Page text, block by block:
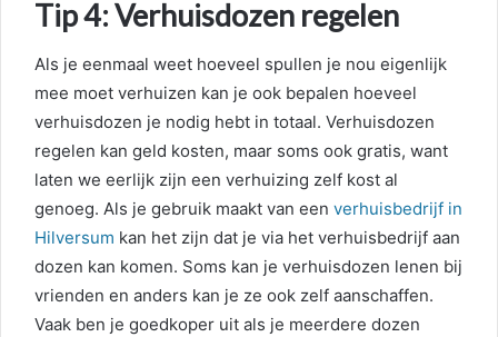
Tip 4: Verhuisdozen regelen
Als je eenmaal weet hoeveel spullen je nou eigenlijk
mee moet verhuizen kan je ook bepalen hoeveel
verhuisdozen je nodig hebt in totaal. Verhuisdozen
regelen kan geld kosten, maar soms ook gratis, want
laten we eerlijk zijn een verhuizing zelf kost al
genoeg. Als je gebruik maakt van een verhuisbedrijf in
Hilversum kan het zijn dat je via het verhuisbedrijf aan
dozen kan komen. Soms kan je verhuisdozen lenen bij
vrienden en anders kan je ze ook zelf aanschaffen.
Vaak ben je goedkoper uit als je meerdere dozen